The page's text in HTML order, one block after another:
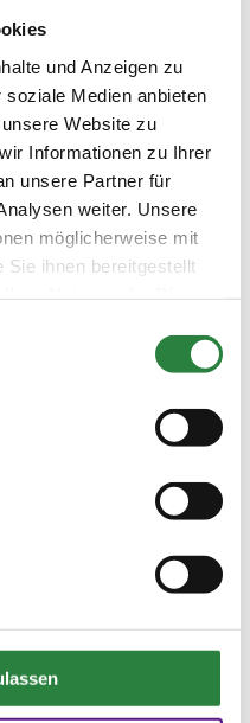
und Anzeigen zu
Medien anbieten
Website zu
Informationen zu Ihrer
unsere Partner für
weiter. Unsere
möglicherweise mit
Sie ihnen bereitgestellt
Ausgabe oder
pferd-aktuell.
Mitglieder und
Reiterlichen